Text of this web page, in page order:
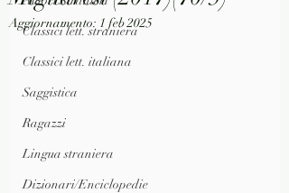
Classici lett. straniera
Classici lett. italiana
Saggistica
Ragazzi
Lingua straniera
Dizionari/Enciclopedie
Aggiornamento: 1 feb 2025